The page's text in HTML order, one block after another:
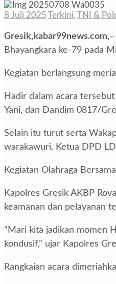
8 Juli 2025 Terkini, TNI &
Gresik,kabar99news.com,
Bhayangkara ke-79 pada
Kegiatan berlangsung
Hadir dalam acara
Yani, dan Dandim 0817/
Selain itu turut serta
warakawuri, Ketua DPD
Kegiatan Olahraga
Kapolres Gresik AKBP
keamanan dan pelayanan
“Mari kita jadikan momen
kondusif,” ujar Kapolres
Rangkaian acara